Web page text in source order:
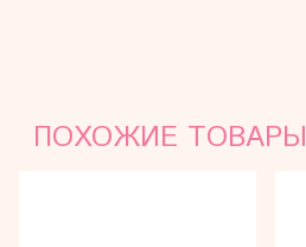
ПОХОЖИЕ ТОВАРЫ